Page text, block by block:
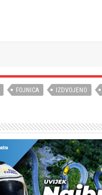
FOJNICA IZDVOJENO